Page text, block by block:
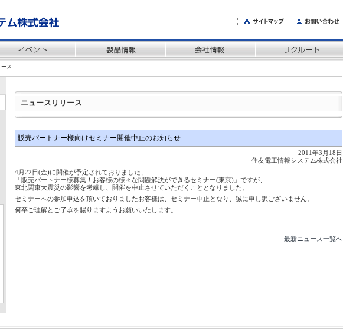
ス
ニュースリリース
販売パートナー様向けセミナー開催中止のお知らせ
2011年3月18日
住友電工情報システム株式会社
4月22日(金)に開催が予定されておりました、
「販売パートナー様募集！お客様の様々な問題解決ができるセミナー(東京)」ですが、
東北関東大震災の影響を考慮し、開催を中止させていただくこととなりました。
セミナーへの参加申込を頂いておりましたお客様は、セミナー中止となり、誠に申し訳ございません。
何卒ご理解とご了承を賜りますようお願いいたします。
最新ニュース一覧へ